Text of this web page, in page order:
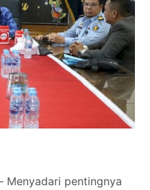
Menyadari pentingnya